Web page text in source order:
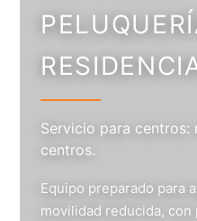
Servicio para centros:
centros.
Equipo preparado para
movilidad reducida,